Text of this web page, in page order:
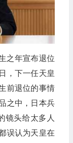
之年宣布退位
，下一任天皇
前退位的事情
之中，日本兵
镜头给太多人
误认为天皇在